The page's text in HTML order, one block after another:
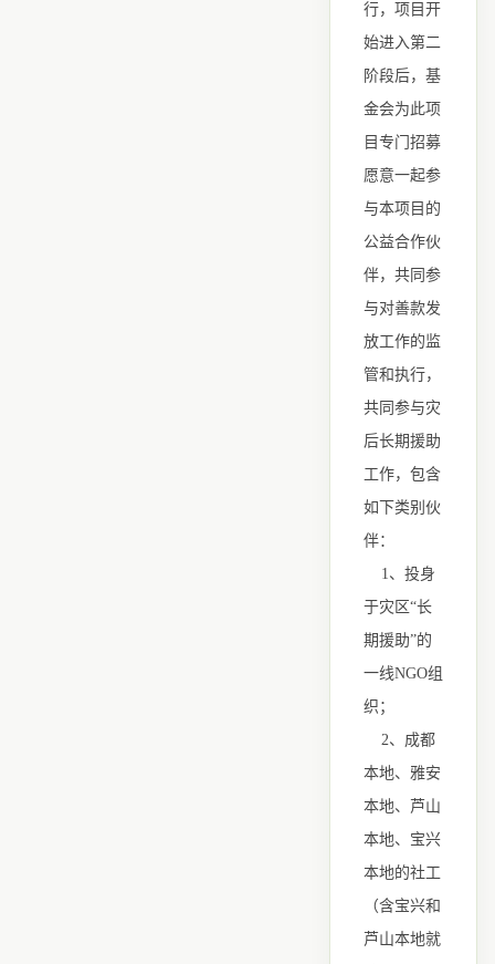
行，项目开
始进入第二
阶段后，基
金会为此项
目专门招募
愿意一起参
与本项目的
公益合作伙
伴，共同参
与对善款发
放工作的监
管和执行，
共同参与灾
后长期援助
工作，包含
如下类别伙
伴：
1、投身
于灾区“长
期援助”的
一线NGO组
织；
2、成都
本地、雅安
本地、芦山
本地、宝兴
本地的社工
（含宝兴和
芦山本地就